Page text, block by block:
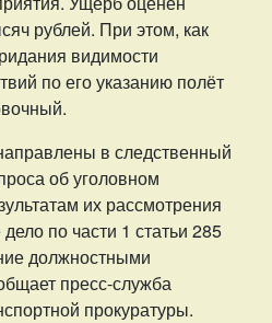
рублей. При этом, как
видимости
по его указанию полёт
в следственный
об уголовном
их рассмотрения
по части 1 статьи 285
должностными
пресс-служба
прокуратуры.